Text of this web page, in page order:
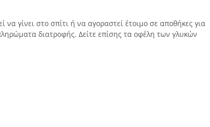
να γίνει στο σπίτι ή να αγοραστεί έτοιμο σε αποθήκες για
διατροφής. Δείτε επίσης τα οφέλη των γλυκών